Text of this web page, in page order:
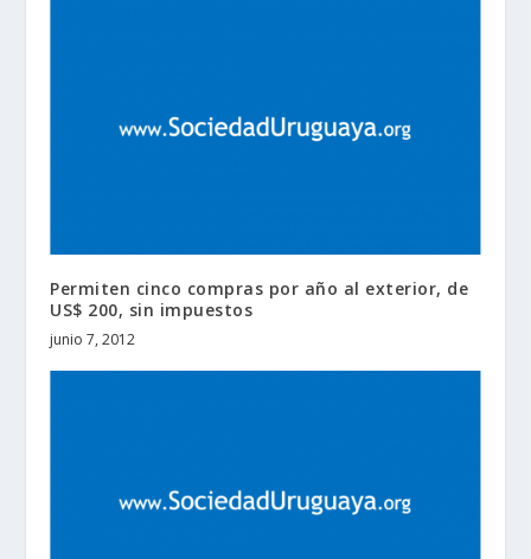
Permiten cinco compras por año al exterior, de
US$ 200, sin impuestos
junio 7, 2012